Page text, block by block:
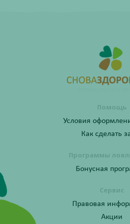
Помощь
Условия
Как сделать
Программы
Бонусная
Сервис
Правовая
Акции